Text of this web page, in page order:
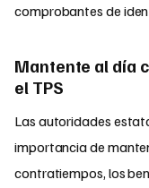
comprobantes de
Mantente al día
el TPS
Las autoridades
importancia de
contratiempos, los